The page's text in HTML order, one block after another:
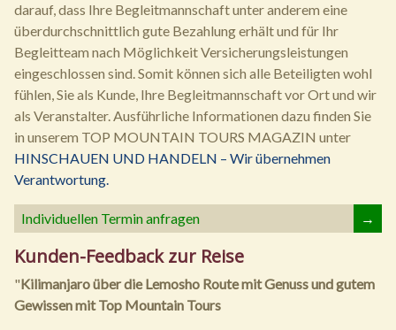
darauf, dass Ihre Begleitmannschaft unter anderem eine
überdurchschnittlich gute Bezahlung erhält und für Ihr
Begleitteam nach Möglichkeit Versicherungsleistungen
eingeschlossen sind. Somit können sich alle Beteiligten wohl
fühlen, Sie als Kunde, Ihre Begleitmannschaft vor Ort und wir
als Veranstalter. Ausführliche Informationen dazu finden Sie
in unserem TOP MOUNTAIN TOURS MAGAZIN unter
HINSCHAUEN UND HANDELN – Wir übernehmen
Verantwortung.
Individuellen Termin anfragen →
Kunden-Feedback zur Reise
"Kilimanjaro über die Lemosho Route mit Genuss und gutem
Gewissen mit Top Mountain Tours